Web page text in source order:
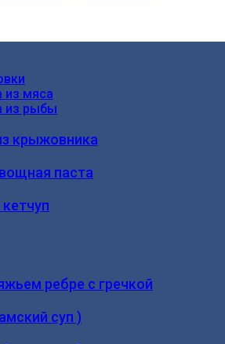
из мяса
из рыбы
крыжовника
паста
ребре с гречкой
суп )